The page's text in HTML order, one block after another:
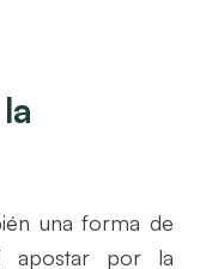
una forma de
apostar por la